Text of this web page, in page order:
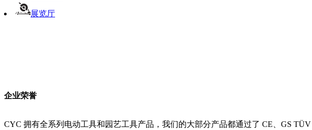
展览厅
企业荣誉
CYC 拥有全系列电动工具和园艺工具产品，我们的大部分产品都通过了 CE、GS